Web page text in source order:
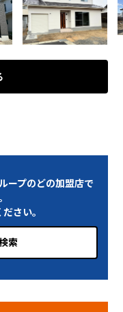
ープのどの加盟店で
さい。
索